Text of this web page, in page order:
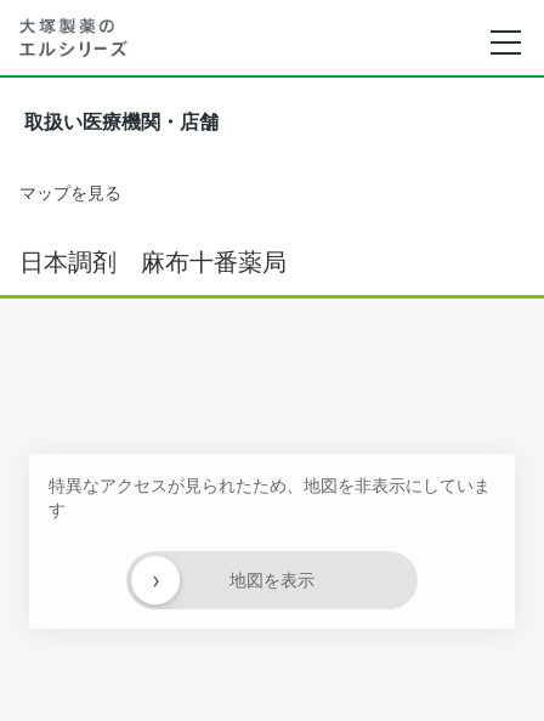
取扱い医療機関・店舗
マップを見る
日本調剤 麻布十番薬局
特異なアクセスが見られたため、地図を非表示にしていま
す
地図を表示
›